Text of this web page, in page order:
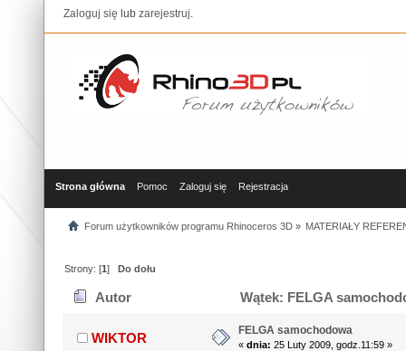
Zaloguj się lub zarejestruj.
Strona główna Pomoc Zaloguj się Rejestracja
Forum użytkowników programu Rhinoceros 3D» MATERIAŁY
Strony: [1]Do dołu
Autor Wątek: FELGA
WIKTOR FELGA samochodowa
«dnia: 25 Luty 2009, godz.11:59 »